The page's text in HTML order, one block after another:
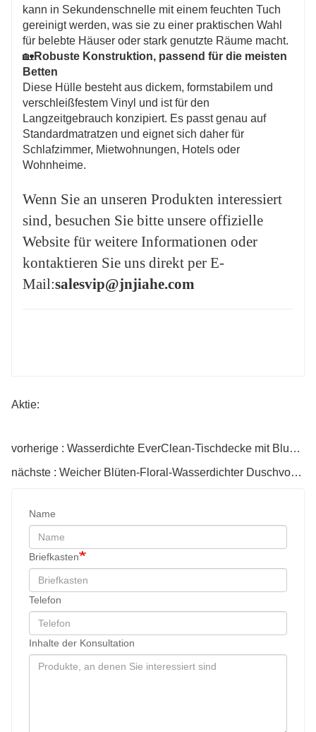
kann in Sekundenschnelle mit einem feuchten Tuch
gereinigt werden, was sie zu einer praktischen Wahl
für belebte Häuser oder stark genutzte Räume macht.
🏡Robuste Konstruktion, passend für die meisten
Betten
Diese Hülle besteht aus dickem, formstabilem und
verschleißfestem Vinyl und ist für den
Langzeitgebrauch konzipiert. Es passt genau auf
Standardmatratzen und eignet sich daher für
Schlafzimmer, Mietwohnungen, Hotels oder
Wohnheime.
Wenn Sie an unseren Produkten interessiert
sind, besuchen Sie bitte unsere offizielle
Website für weitere Informationen oder
kontaktieren Sie uns direkt per E-
Mail:salesvip@jnjiahe.com
Aktie:
vorherige : Wasserdichte EverClean-Tischdecke mit Blumenmuster
nächste : Weicher Blüten-Floral-Wasserdichter Duschvorhang | Gemütliches Stilvolles Badezimmer-Upgrade
Name
Briefkasten
Telefon
Inhalte der Konsultation